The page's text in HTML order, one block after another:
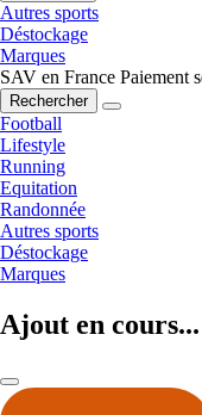
Autres sports
Déstockage
Marques
SAV en France Paiement
Rechercher
Football
Lifestyle
Running
Equitation
Randonnée
Autres sports
Déstockage
Marques
Ajout en cours...